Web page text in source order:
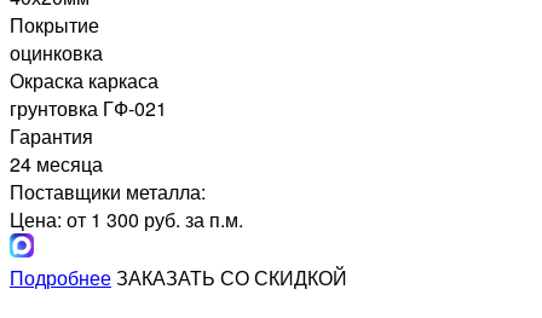
Покрытие
оцинковка
Окраска каркаса
грунтовка ГФ-021
Гарантия
24 месяца
Поставщики металла:
Цена: от 1 300 руб. за п.м.
ПодробнееЗАКАЗАТЬ СО СКИДКОЙ